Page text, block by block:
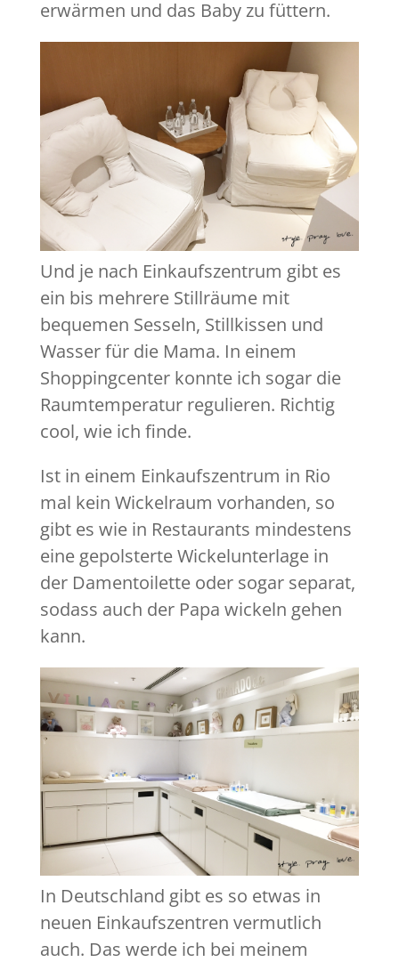
erwärmen und das Baby zu füttern.
Und je nach Einkaufszentrum gibt es
ein bis mehrere Stillräume mit
bequemen Sesseln, Stillkissen und
Wasser für die Mama. In einem
Shoppingcenter konnte ich sogar die
Raumtemperatur regulieren. Richtig
cool, wie ich finde.
Ist in einem Einkaufszentrum in Rio
mal kein Wickelraum vorhanden, so
gibt es wie in Restaurants mindestens
eine gepolsterte Wickelunterlage in
der Damentoilette oder sogar separat,
sodass auch der Papa wickeln gehen
kann.
In Deutschland gibt es so etwas in
neuen Einkaufszentren vermutlich
auch. Das werde ich bei meinem